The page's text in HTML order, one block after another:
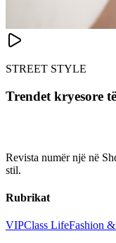
STREET STYLE
Trendet kryesore
Revista numër një në
stil.
Rubrikat
VIPClass LifeFashion